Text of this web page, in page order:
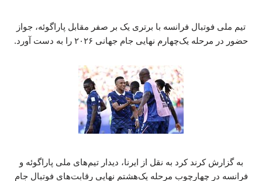
تیم ملی فوتبال فرانسه با برتری یک بر صفر مقابل پاراگوئه، جواز
حضور در مرحله یک‌چهارم نهایی جام جهانی ۲۰۲۶ را به دست آورد.
به گزارش کرند کرد به نقل از ایرنا، دیدار تیم‌های ملی پاراگوئه و
فرانسه در چهارچوب مرحله یک‌هشتم نهایی رقابت‌های فوتبال جام